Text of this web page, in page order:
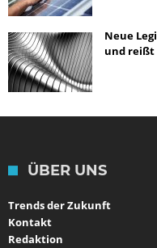
Neue
und
ÜBER UNS
Trends der Zukunft
Kontakt
Redaktion